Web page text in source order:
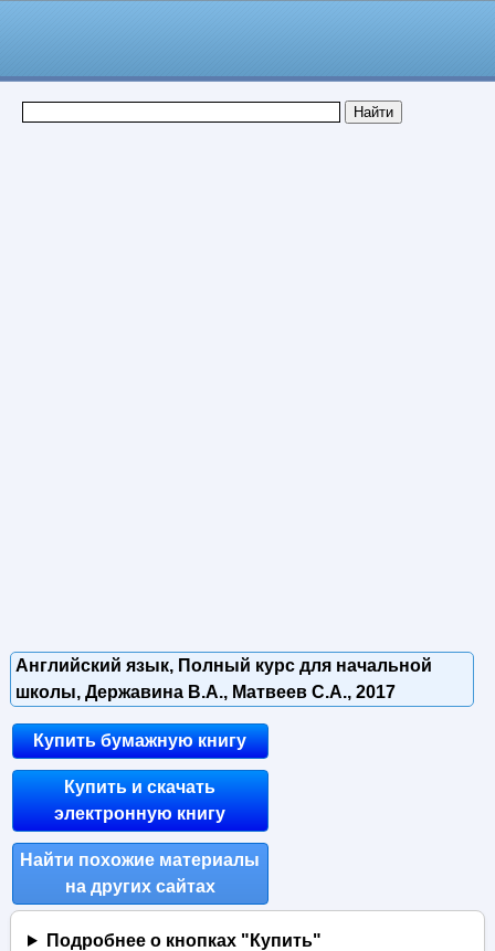
Английский язык, Полный курс для начальной
школы, Державина В.А., Матвеев С.А., 2017
Купить бумажную книгу
Купить и скачать
электронную книгу
Найти похожие материалы
на других сайтах
Подробнее о кнопках "Купить"